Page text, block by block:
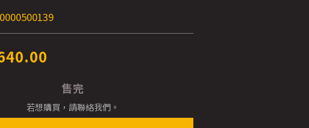
售完
若想購買，請聯絡我們。